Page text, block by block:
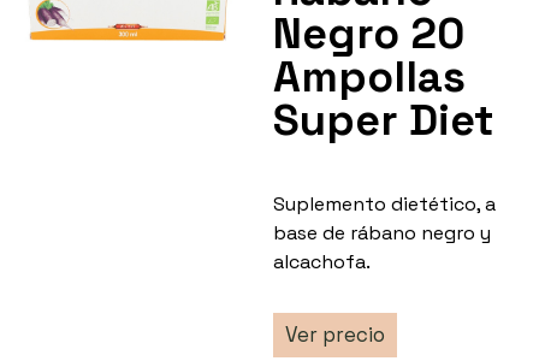
Negro 20
Ampollas
Super Diet
Suplemento dietético, a
base de rábano negro y
alcachofa.
Ver precio